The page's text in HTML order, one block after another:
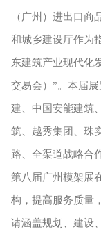
（广州）进出口
和城乡建设厅作为
东建筑产业现代化
交易会）”。本届
建、中国安能建筑
筑、越秀集团、珠
路、全渠道战略合
第八届广州模架展
构，提高服务质量
请涵盖规划、建设